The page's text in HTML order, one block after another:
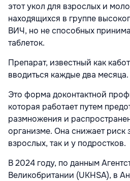
этот укол для взрослых и
находящихся в группе
ВИЧ, но не способных
таблеток.
Препарат, известный как
вводиться каждые два месяца.
Это форма доконтактной
которая работает путем
размножения и
организме. Она снижает риск
взрослых, так и у подростков.
В 2024 году, по данным
Великобритании (UKHSA), в